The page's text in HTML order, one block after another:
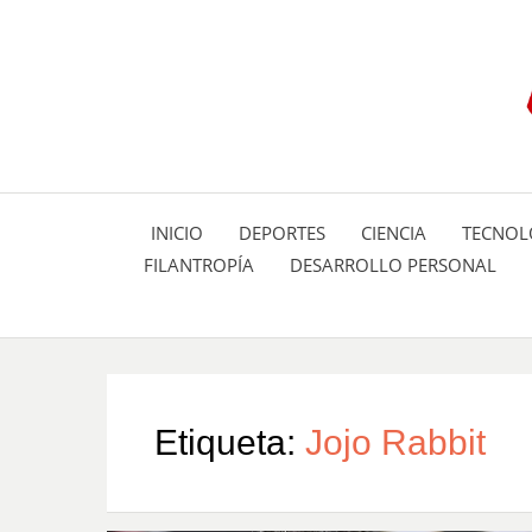
INICIO DEPORTES CIENCIA
FILANTROPÍA
DESARROLLO PERSONAL
Etiqueta: Jojo Rabbit